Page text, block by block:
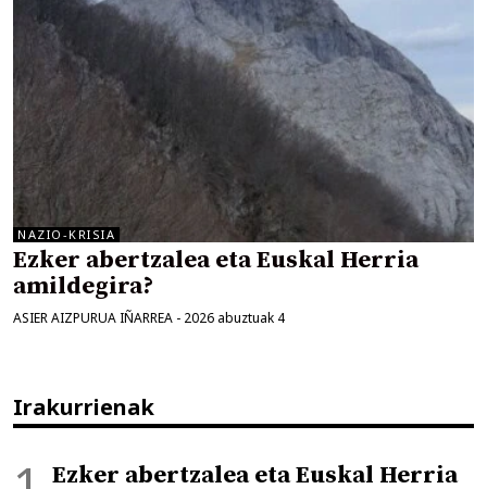
NAZIO-KRISIA
Ezker abertzalea eta Euskal Herria
amildegira?
ASIER AIZPURUA IÑARREA - 2026 abuztuak 4
Irakurrienak
Ezker abertzalea eta Euskal Herria